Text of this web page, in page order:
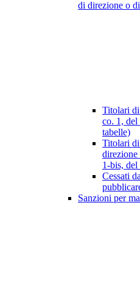
di direzione o
Titolari
co. 1, del
tabelle)
Titolari
1-bis,
Cessati
Sanzioni per